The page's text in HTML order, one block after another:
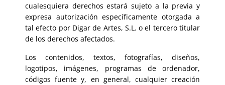
cualesquiera derechos estará sujeto a la previa y
expresa autorización específicamente otorgada a
tal efecto por Digar de Artes, S.L. o el tercero titular
de los derechos afectados.
Los contenidos, textos, fotografías, diseños,
logotipos, imágenes, programas de ordenador,
códigos fuente y, en general, cualquier creación